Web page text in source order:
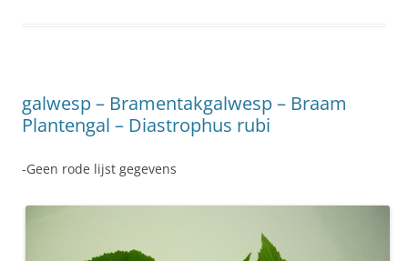
galwesp – Bramentakgalwesp – Braam
Plantengal – Diastrophus rubi
-Geen rode lijst gegevens